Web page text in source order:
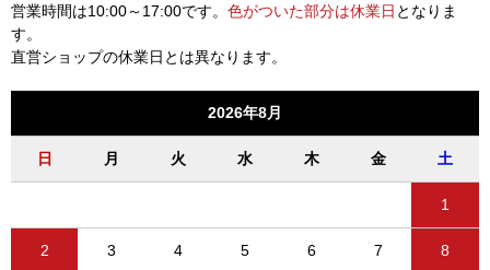
営業時間は10:00～17:00です。 色がついた部分は休業日 となりま
す。
直営ショップの休業日とは異なります。
2026年8月
日 月 火 水 木 金 土
1
2 3 4 5 6 7 8